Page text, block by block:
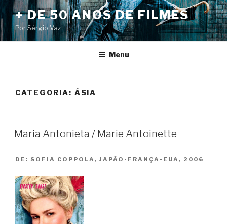
Pular
para
o
conteúdo
+ DE 50 ANOS DE FILMES
Por Sérgio Vaz
Menu
CATEGORIA: ÁSIA
Maria Antonieta / Marie Antoinette
DE: SOFIA COPPOLA, JAPÃO-FRANÇA-EUA, 2006